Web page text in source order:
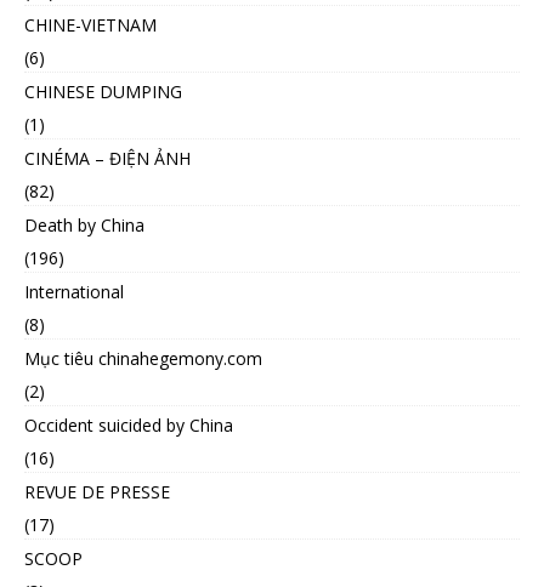
CHINE-VIETNAM
(6)
CHINESE DUMPING
(1)
CINÉMA – ĐIỆN ẢNH
(82)
Death by China
(196)
International
(8)
Mục tiêu chinahegemony.com
(2)
Occident suicided by China
(16)
REVUE DE PRESSE
(17)
SCOOP